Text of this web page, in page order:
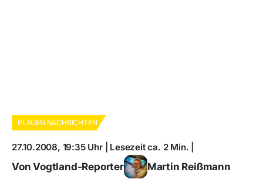
PLAUEN NACHRICHTEN
27.10.2008, 19:35 Uhr | Lesezeit ca. 2 Min. |
Von Vogtland-Reporter Martin Reißmann